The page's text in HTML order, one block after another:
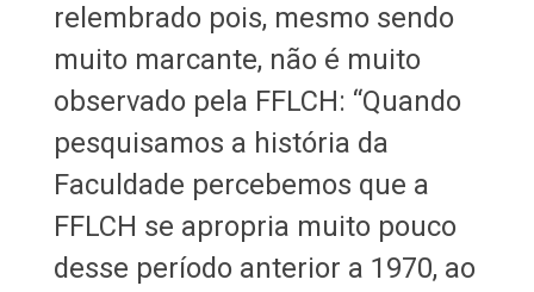
relembrado pois, mesmo sendo
muito marcante, não é muito
observado pela FFLCH: “Quando
pesquisamos a história da
Faculdade percebemos que a
FFLCH se apropria muito pouco
desse período anterior a 1970, ao